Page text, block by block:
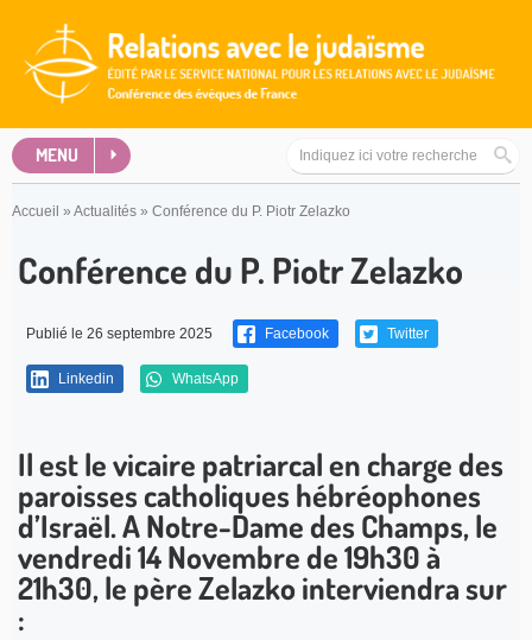
MENU
Accueil » Actualités » Conférence du P. Piotr Zelazko
Conférence du P. Piotr Zelazko
Publié le 26 septembre 2025 Facebook Twitter
Linkedin WhatsApp
Il est le vicaire patriarcal en charge des
paroisses catholiques hébréophones
d’Israël. A Notre-Dame des Champs, le
vendredi 14 Novembre de 19h30 à
21h30, le père Zelazko interviendra sur
: